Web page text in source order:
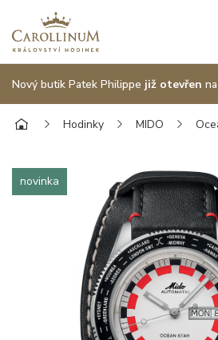
Nový butik Patek Philippe již otevřen
Hodinky MIDO
novinka